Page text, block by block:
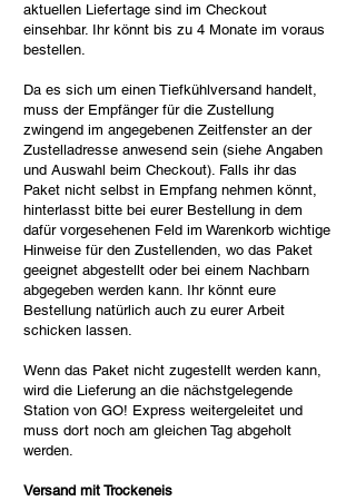
aktuellen Liefertage sind im Checkout
einsehbar. Ihr könnt bis zu 4 Monate im voraus
bestellen.
Da es sich um einen Tiefkühlversand handelt,
muss der Empfänger für die Zustellung
zwingend im angegebenen Zeitfenster an der
Zustelladresse anwesend sein (siehe Angaben
und Auswahl beim Checkout). Falls ihr das
Paket nicht selbst in Empfang nehmen könnt,
hinterlasst bitte bei eurer Bestellung in dem
dafür vorgesehenen Feld im Warenkorb wichtige
Hinweise für den Zustellenden, wo das Paket
geeignet abgestellt oder bei einem Nachbarn
abgegeben werden kann. Ihr könnt eure
Bestellung natürlich auch zu eurer Arbeit
schicken lassen.
Wenn das Paket nicht zugestellt werden kann,
wird die Lieferung an die nächstgelegende
Station von GO! Express weitergeleitet und
muss dort noch am gleichen Tag abgeholt
werden.
Versand mit Trockeneis